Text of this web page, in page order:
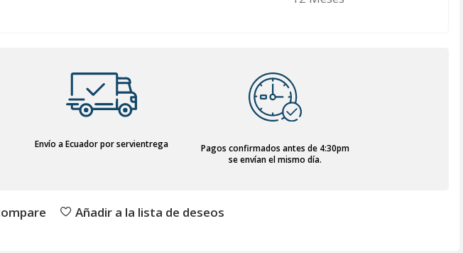
Envío a Ecuador por servientrega
Pagos confirmados antes de 4:30pm
se envían el mismo día.
Añadir a la lista de deseos